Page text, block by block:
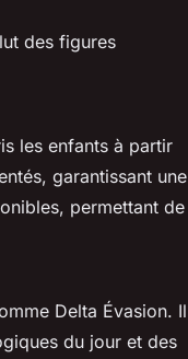
des figures
les enfants à partir
garantissant une
permettant de
Delta Évasion. Il
du jour et des